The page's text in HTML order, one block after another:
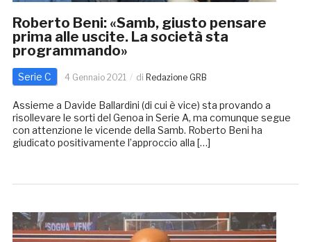
Roberto Beni: «Samb, giusto pensare
prima alle uscite. La società sta
programmando»
Serie C 4 Gennaio 2021 di Redazione GRB
Assieme a Davide Ballardini (di cui è vice) sta provando a
risollevare le sorti del Genoa in Serie A, ma comunque segue
con attenzione le vicende della Samb. Roberto Beni ha
giudicato positivamente l’approccio alla […]